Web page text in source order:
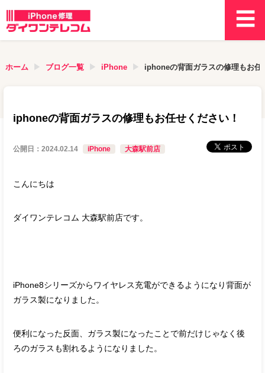
ホーム ブログ一覧 iPhone iphoneの背面ガラスの修理もお任
iphoneの背面ガラスの修理もお任せください！
公開日：2024.02.14 iPhone 大森駅前店
こんにちは
ダイワンテレコム 大森駅前店です。
iPhone8シリーズからワイヤレス充電ができるようになり背面が
ガラス製になりました。
便利になった反面、ガラス製になったことで前だけじゃなく後
ろのガラスも割れるようになりました。